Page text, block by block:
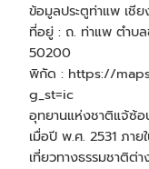
ข้อมูลประตูท่าแพ เชีย
ที่อยู่ : ถ. ท่าแพ ตำบล
50200
พิกัด : https://
g_st=ic
อุทยานแห่งชาติแจ้ซ้อ
เมื่อปี พ.ศ. 2531 ภา
เที่ยวทางธรรมชาติต่